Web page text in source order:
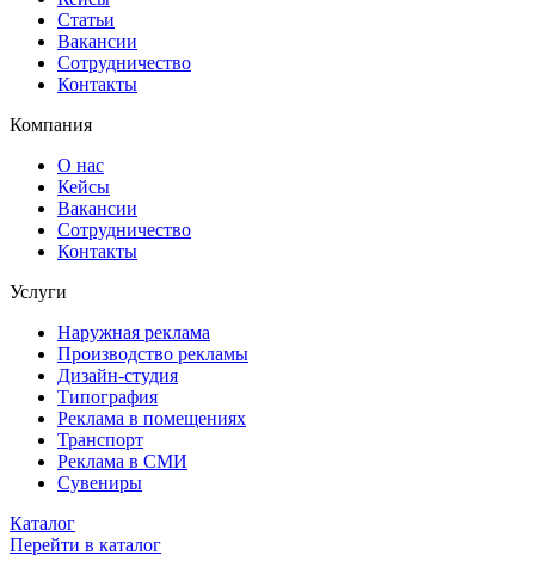
Статьи
Вакансии
Сотрудничество
Контакты
Компания
О нас
Кейсы
Вакансии
Сотрудничество
Контакты
Услуги
Наружная реклама
Производство рекламы
Дизайн-студия
Типография
Реклама в помещениях
Транспорт
Реклама в СМИ
Сувениры
Каталог
Перейти в каталог